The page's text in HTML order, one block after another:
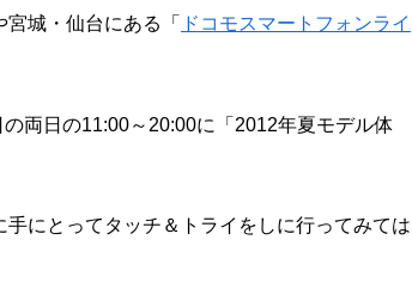
宮城・仙台にある「
ドコモスマートフォンライ
両日の11:00～20:00に「2012年夏モデル体
にとってタッチ＆トライをしに行ってみては